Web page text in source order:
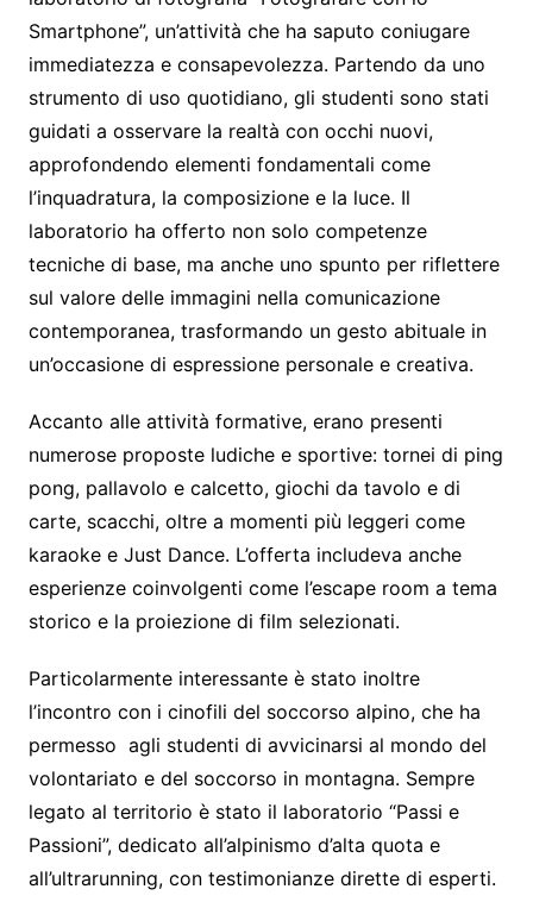
Smartphone”, un’attività che ha saputo coniugare
immediatezza e consapevolezza. Partendo da uno
strumento di uso quotidiano, gli studenti sono stati
guidati a osservare la realtà con occhi nuovi,
approfondendo elementi fondamentali come
l’inquadratura, la composizione e la luce. Il
laboratorio ha offerto non solo competenze
tecniche di base, ma anche uno spunto per riflettere
sul valore delle immagini nella comunicazione
contemporanea, trasformando un gesto abituale in
un’occasione di espressione personale e creativa.
Accanto alle attività formative, erano presenti
numerose proposte ludiche e sportive: tornei di ping
pong, pallavolo e calcetto, giochi da tavolo e di
carte, scacchi, oltre a momenti più leggeri come
karaoke e Just Dance. L’offerta includeva anche
esperienze coinvolgenti come l’escape room a tema
storico e la proiezione di film selezionati.
Particolarmente interessante è stato inoltre
l’incontro con i cinofili del soccorso alpino, che ha
permesso agli studenti di avvicinarsi al mondo del
volontariato e del soccorso in montagna. Sempre
legato al territorio è stato il laboratorio “Passi e
Passioni”, dedicato all’alpinismo d’alta quota e
all’ultrarunning, con testimonianze dirette di esperti.